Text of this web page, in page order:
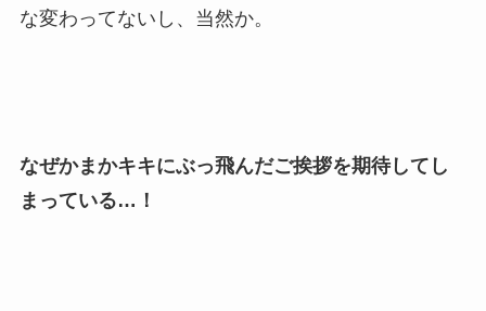
な変わってないし、当然か。
なぜかまかキキにぶっ飛んだご挨拶を期待してし
まっている…！